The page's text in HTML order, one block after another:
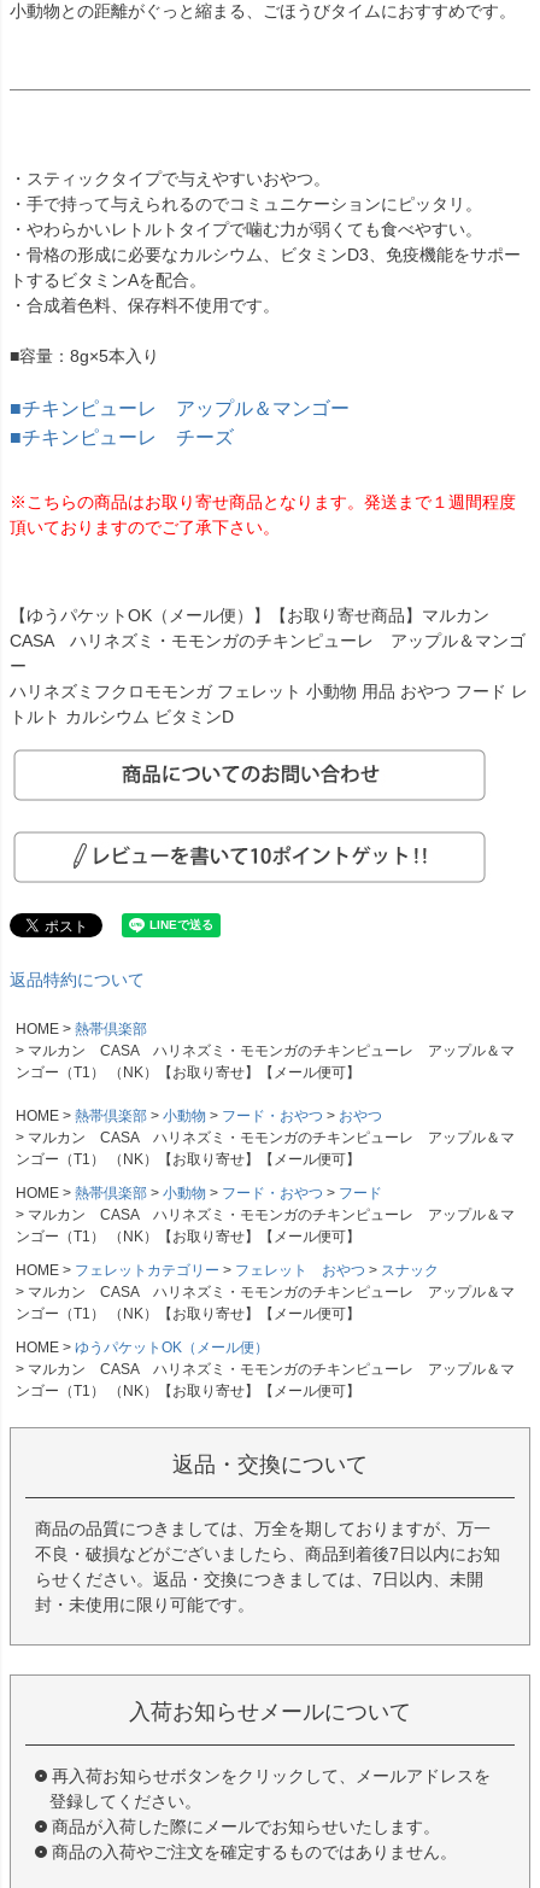
小動物との距離がぐっと縮まる、ごほうびタイムにおすすめです。
・スティックタイプで与えやすいおやつ。
・手で持って与えられるのでコミュニケーションにピッタリ。
・やわらかいレトルトタイプで噛む力が弱くても食べやすい。
・骨格の形成に必要なカルシウム、ビタミンD3、免疫機能をサポー
トするビタミンAを配合。
・合成着色料、保存料不使用です。
■容量：8g×5本入り
■チキンピューレ アップル＆マンゴー
■チキンピューレ チーズ
※こちらの商品はお取り寄せ商品となります。発送まで１週間程度
頂いておりますのでご了承下さい。
【ゆうパケットOK（メール便）】【お取り寄せ商品】マルカン
CASA ハリネズミ・モモンガのチキンピューレ アップル＆マンゴ
ー
ハリネズミフクロモモンガ フェレット 小動物 用品 おやつ フード レ
トルト カルシウム ビタミンD
返品特約について
HOME
熱帯倶楽部
マルカン CASA ハリネズミ・モモンガのチキンピューレ アップル＆マ
ンゴー（T1） （NK）【お取り寄せ】【メール便可】
HOME 熱帯倶楽部 小動物 フード・おやつ
おやつ
マルカン CASA ハリネズミ・モモンガのチキンピューレ アップル＆マ
ンゴー（T1） （NK）【お取り寄せ】【メール便可】
HOME
熱帯倶楽部 小動物 フード・おやつ
フード
マルカン CASA ハリネズミ・モモンガのチキンピューレ アップル＆マ
ンゴー（T1） （NK）【お取り寄せ】【メール便可】
HOME
フェレットカテゴリー フェレット おやつ
スナック
マルカン CASA ハリネズミ・モモンガのチキンピューレ アップル＆マ
ンゴー（T1） （NK）【お取り寄せ】【メール便可】
HOME
ゆうパケットOK（メール便）
マルカン CASA ハリネズミ・モモンガのチキンピューレ アップル＆マ
ンゴー（T1） （NK）【お取り寄せ】【メール便可】
返品・交換について
商品の品質につきましては、万全を期しておりますが、万一
不良・破損などがございましたら、商品到着後7日以内にお知
らせください。返品・交換につきましては、7日以内、未開
封・未使用に限り可能です。
入荷お知らせメールについて
再入荷お知らせボタンをクリックして、メールアドレスを
登録してください。
商品が入荷した際にメールでお知らせいたします。
商品の入荷やご注文を確定するものではありません。